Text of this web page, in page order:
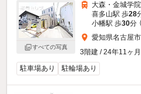
すべての写真
大森・金城学
喜多山駅 歩28
小幡駅 歩30分
愛知県名古屋
3階建 / 24年11ヶ
駐車場あり
駐輪場あり